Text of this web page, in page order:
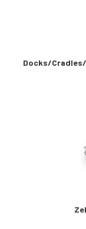
Docks/Cradles/